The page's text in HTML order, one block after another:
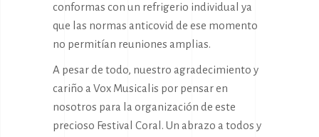
conformas con un refrigerio individual ya
que las normas anticovid de ese momento
no permitían reuniones amplias.
A pesar de todo, nuestro agradecimiento y
cariño a Vox Musicalis por pensar en
nosotros para la organización de este
precioso Festival Coral. Un abrazo a todos y